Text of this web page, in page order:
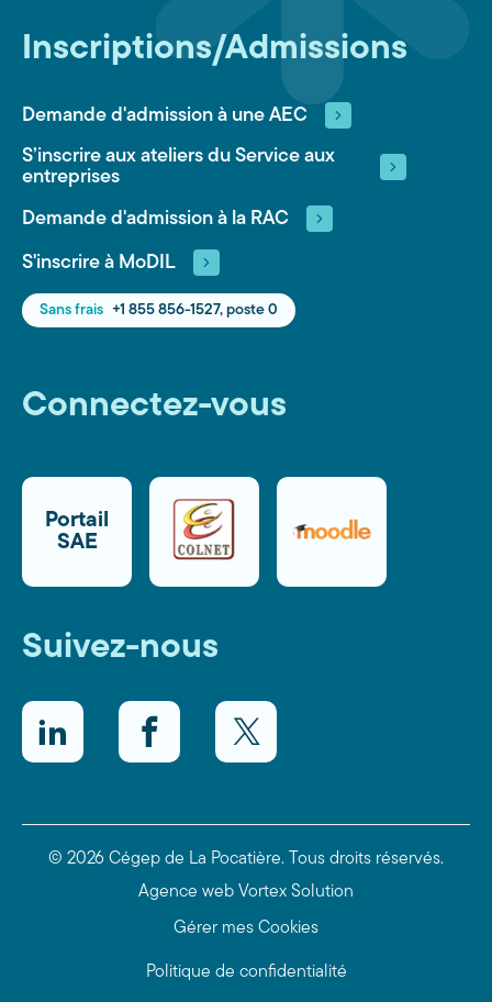
Inscriptions/Admissions
Demande d'admission à une AEC
S’inscrire aux ateliers du Service aux
entreprises
Demande d'admission à la RAC
S'inscrire à MoDIL
Sans frais +1 855 856-1527, poste 0
Connectez-vous
Portail
SAE
Suivez-nous
LinkedIn Twitter
© 2026 Cégep de La Pocatière.
Tous droits réservés.
Agence web Vortex Solution
Gérer mes Cookies
Politique de confidentialité